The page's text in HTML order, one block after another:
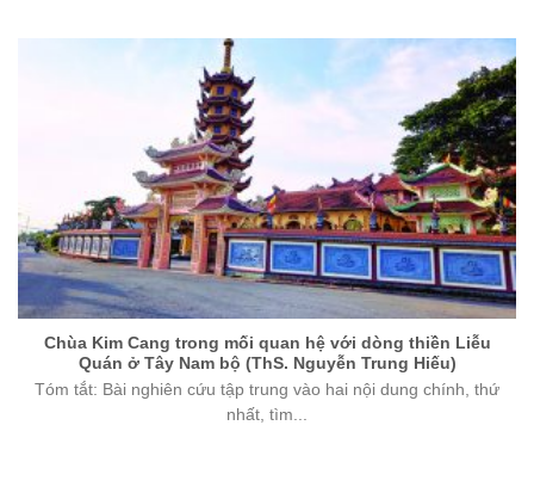
Chùa Kim Cang trong mối quan hệ với dòng thiền Liễu
Quán ở Tây Nam bộ (ThS. Nguyễn Trung Hiếu)
Tóm tắt: Bài nghiên cứu tập trung vào hai nội dung chính, thứ
nhất, tìm...